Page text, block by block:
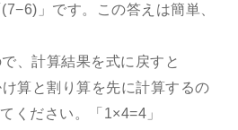
」です。この答えは簡単、
、計算結果を式に戻すと
算と割り算を先に計算するの
ください。「1×4=4」